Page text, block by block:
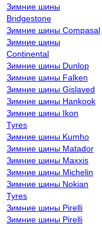
Зимние шины
Bridgestone
Зимние шины Compasal
Зимние шины
Continental
Зимние шины Dunlop
Зимние шины Falken
Зимние шины Gislaved
Зимние шины Hankook
Зимние шины Ikon
Tyres
Зимние шины Kumho
Зимние шины Matador
Зимние шины Maxxis
Зимние шины Michelin
Зимние шины Nokian
Tyres
Зимние шины Pirelli
Зимние шины Pirelli